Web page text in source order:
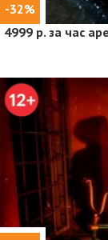
-32%
4999 р. за час